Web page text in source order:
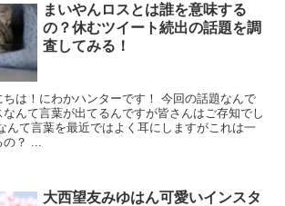
まいやんロスとは誰を意味する
の？休むツイート続出の話題を調
査してみる！
ちは！にわかハンターです！ 今回の話題なんで
んて言葉が出てるんですが皆さんはご存知でし
んて言葉を最近ではよく耳にしますがこれは一
の？ ...
大西望友みゆはん可愛いインスタ